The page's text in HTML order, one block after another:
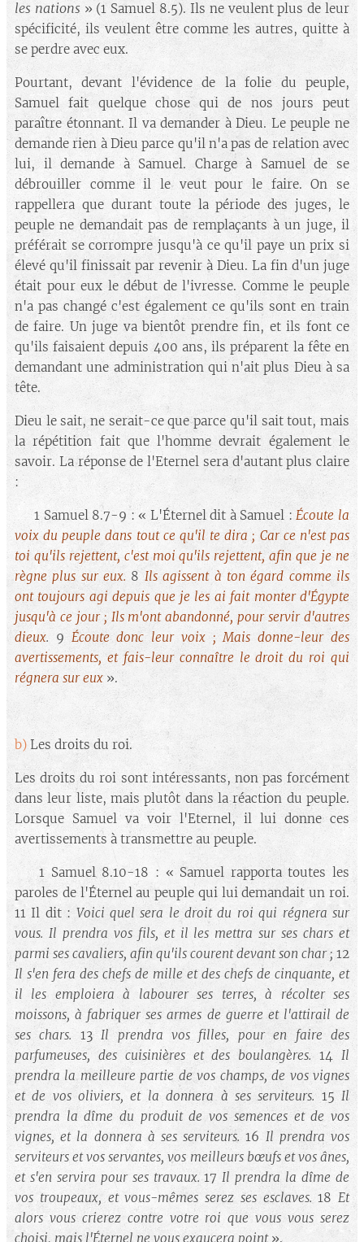
les nations» (1 Samuel 8.5). Ils ne veulent plus de leur
spécificité, ils veulent être comme les autres, quitte à
se perdre avec eux.
Pourtant, devant l'évidence de la folie du peuple,
Samuel fait quelque chose qui de nos jours peut
paraître étonnant. Il va demander à Dieu. Le peuple ne
demande rien à Dieu parce qu'il n'a pas de relation avec
lui, il demande à Samuel. Charge à Samuel de se
débrouiller comme il le veut pour le faire. On se
rappellera que durant toute la période des juges, le
peuple ne demandait pas de remplaçants à un juge, il
préférait se corrompre jusqu'à ce qu'il paye un prix si
élevé qu'il finissait par revenir à Dieu. La fin d'un juge
était pour eux le début de l'ivresse. Comme le peuple
n'a pas changé c'est également ce qu'ils sont en train
de faire. Un juge va bientôt prendre fin, et ils font ce
qu'ils faisaient depuis 400 ans, ils préparent la fête en
demandant une administration qui n'ait plus Dieu à sa
tête.
Dieu le sait, ne serait-ce que parce qu'il sait tout, mais
la répétition fait que l'homme devrait également le
savoir. La réponse de l'Eternel sera d'autant plus claire
:
🔘 1 Samuel 8.7-9 : « L'Éternel dit à Samuel :Écoute la
voix du peuple dans tout ce qu'il te dira ; Car ce n'est pas
toi qu'ils rejettent, c'est moi qu'ils rejettent, afin que je ne
règne plus sur eux. 8 Ils agissent à ton égard comme ils
ont toujours agi depuis que je les ai fait monter d'Égypte
jusqu'à ce jour ; Ils m'ont abandonné, pour servir d'autres
dieux. 9 Écoute donc leur voix ; Mais donne-leur des
avertissements, et fais-leur connaître le droit du roi qui
régnera sur eux ».
b) Les droits du roi.
Les droits du roi sont intéressants, non pas forcément
dans leur liste, mais plutôt dans la réaction du peuple.
Lorsque Samuel va voir l'Eternel, il lui donne ces
avertissements à transmettre au peuple.
🔘 1 Samuel 8.10-18 : « Samuel rapporta toutes les
paroles de l'Éternel au peuple qui lui demandait un roi.
11 Il dit : Voici quel sera le droit du roi qui régnera sur
vous. Il prendra vos fils, et il les mettra sur ses chars et
parmi ses cavaliers, afin qu'ils courent devant son char; 12
Il s'en fera des chefs de mille et des chefs de cinquante, et
il les emploiera à labourer ses terres, à récolter ses
moissons, à fabriquer ses armes de guerre et l'attirail de
ses chars. 13Il prendra vos filles, pour en faire des
parfumeuses, des cuisinières et des boulangères.14Il
prendra la meilleure partie de vos champs, de vos vignes
et de vos oliviers, et la donnera à ses serviteurs. 15Il
prendra la dîme du produit de vos semences et de vos
vignes, et la donnera à ses serviteurs.16 Il prendra vos
serviteurs et vos servantes, vos meilleurs bœufs et vos ânes,
et s'en servira pour ses travaux.17 Il prendra la dîme de
vos troupeaux, et vous-mêmes serez ses esclaves.18 Et
alors vous crierez contre votre roi que vous vous serez
choisi, mais l'Éternel ne vous exaucera point».